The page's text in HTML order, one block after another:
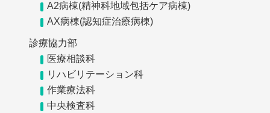
A2病棟(精神科地域包括ケア病棟)
AX病棟(認知症治療病棟)
診療協力部
医療相談科
リハビリテーション科
作業療法科
中央検査科